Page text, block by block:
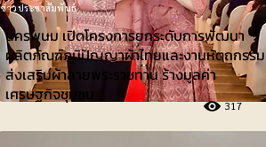
นครพนม เปิดโครงการยกระดับการพัฒนา
ผลิตภัณฑ์ภูมิปัญญาผ้าไทยและงานหัตถกรรม
ส่งเสริมผ้าลายพระราชทาน ร้างมูลค่า
เศรษฐกิจชุมชน
317
ข่าวประชาสัมพันธ์